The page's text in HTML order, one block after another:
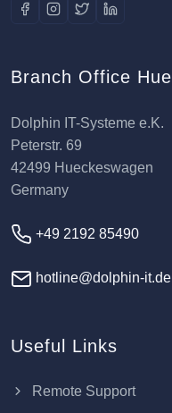
Branch Office
Dolphin IT-Systeme e.K.
Peterstr. 69
42499 Hueckeswagen
Germany
+49 2192 85490
hotline@dolphin-it.de
Useful Links
Remote Support